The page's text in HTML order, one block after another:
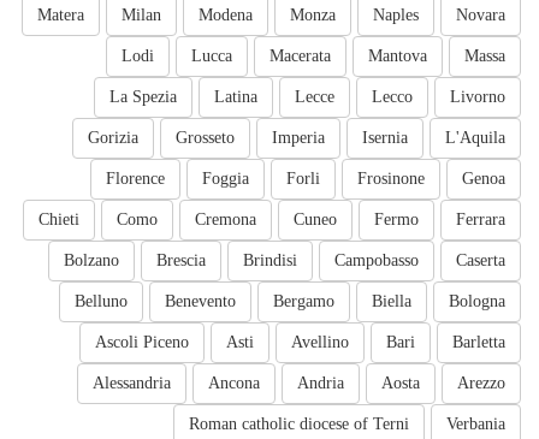
Novara
Naples
Monza
Modena
Milan
Matera
Massa
Mantova
Macerata
Lucca
Lodi
Livorno
Lecco
Lecce
Latina
La Spezia
L'Aquila
Isernia
Imperia
Grosseto
Gorizia
Genoa
Frosinone
Forli
Foggia
Florence
Ferrara
Fermo
Cuneo
Cremona
Como
Chieti
Caserta
Campobasso
Brindisi
Brescia
Bolzano
Bologna
Biella
Bergamo
Benevento
Belluno
Barletta
Bari
Avellino
Asti
Ascoli Piceno
Arezzo
Aosta
Andria
Ancona
Alessandria
Verbania
Roman catholic diocese of Terni